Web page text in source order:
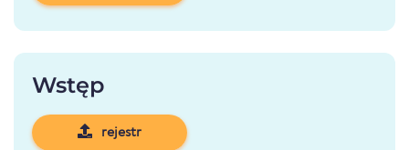
Wstęp
rejestr